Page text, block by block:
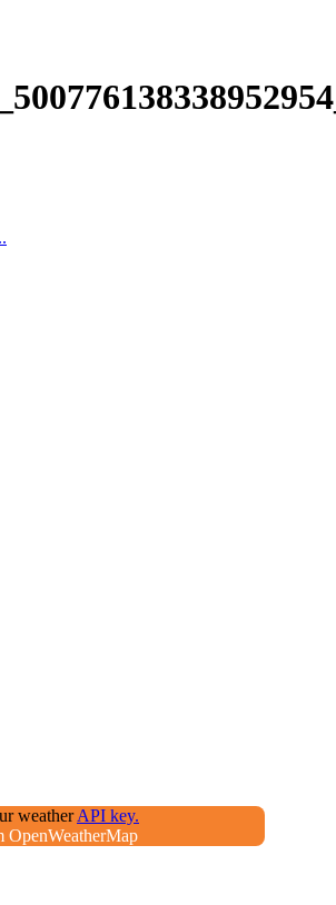
weatherAPI key.
OpenWeatherMap